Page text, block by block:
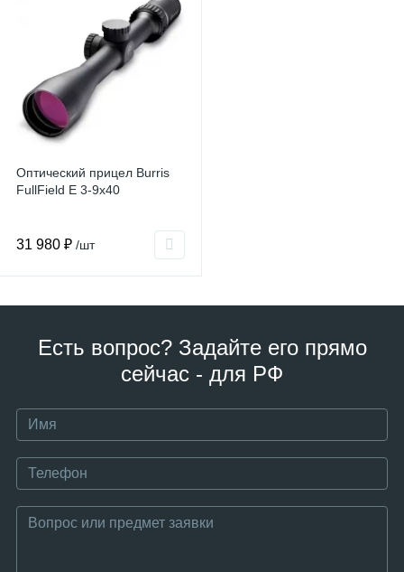
Оптический прицел Burris
FullField E 3-9x40
31 980 ₽ /шт
Есть вопрос? Задайте его прямо
сейчас - для РФ